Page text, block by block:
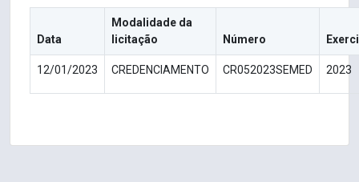
Data
Modalidade da
licitação
Número
12/01/2023 CREDENCIAMENTO CR052023SEMED 2023